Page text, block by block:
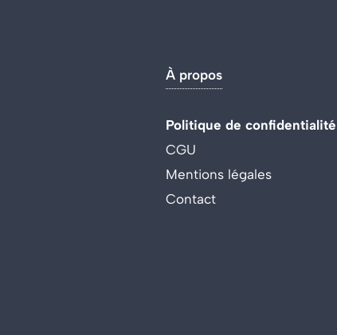
À propos
Politique de confidentialité
CGU
Mentions légales
Contact